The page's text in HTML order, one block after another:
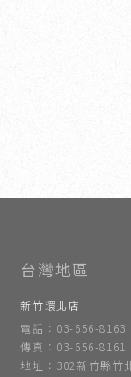
新竹環北店
電話：03-656-8163
傳真：03-656-8161
地址：302新竹縣竹